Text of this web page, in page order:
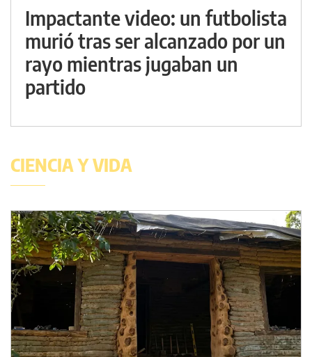
Impactante video: un futbolista
murió tras ser alcanzado por un
rayo mientras jugaban un
partido
CIENCIA Y VIDA